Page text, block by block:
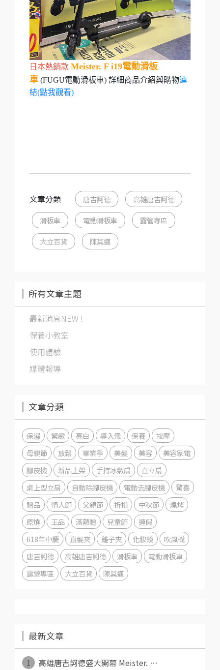
日本熱銷款 Meister. F i19電動滑板
車 (FUGU電動滑板車) 詳細商品介紹與購物連
結(點我觀看)
文章分類 唐吉訶德 高雄唐吉訶德
滑板車 電動滑板車 露營專區
大立百貨 陳其邁
所有文章主題
最新消息NEW !
保養小教室
使用體驗
媒體報導
文章分類
保濕 緊緻 亮白 導入儀 保養
按摩
母親節
放鬆 畢業季 美髮 美容
美容家電
腳皮機
新品上架 手持冰敷扇
直立扇
桌上型立扇
自動除腳皮機 電動去腳皮機
驚喜
贈品
情人節 父親節 折扣 中秋節
燒烤
原燒
王品 滿額贈 兒童節
連假
618年中慶
直髮夾 離子夾 化妝鏡
吹風機
唐吉訶德
高雄唐吉訶德 滑板車
電動滑板車
露營專區
大立百貨 陳其邁
最新文章
1
高雄唐吉訶德盛大開幕 Meister. ⋯